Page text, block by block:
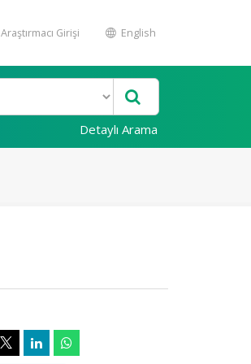
Araştırmacı Girişi English
Detaylı Arama